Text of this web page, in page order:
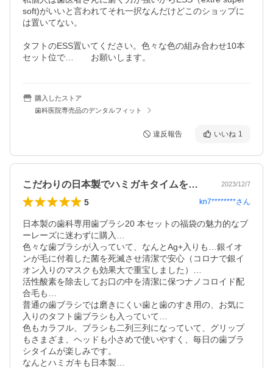
soft)がいいと言われてそれ一択なんだけどこのショップに
は置いてない。
タフトのESS置いてください。色々な色の組み合わせ10本
セット位で…　　お願いします。
購入したストア
歯科医院専売品のデンタルフィット
違反報告 いいね 1
こだわりの日本製でハミガキタイムを楽しく 2023/12/7
5 kn7********さん
日本製の歯科専用歯ブラシ20 本セットの福袋の魅力的なブ
ーレーズに迷わずに購入…
色々な歯ブラシが入っていて、なんとAg+入りも…銀イオ
ンが毛に付着した菌を死滅させ清潔で安心（コロナで銀イ
オン入りのマスクも効果大で重宝しました）…
活性酸素を除去してお口の中を清潔に保つナノコロイド配
合毛も…
普通の歯ブラシでは磨きにくい歯と歯のすき用の、お気に
入りのタフト歯ブラシも入っていて…
色もカラフル、ブラシも二列三列になっていて、グリップ
もさまざま、ヘッドも小さめで使いやすく、毎日の歯ブラ
シタイムが楽しみです。
なんとハミガキも日本製…